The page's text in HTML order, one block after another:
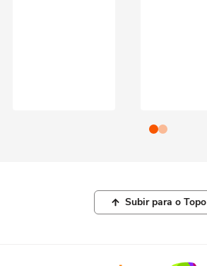
Subir para o Topo